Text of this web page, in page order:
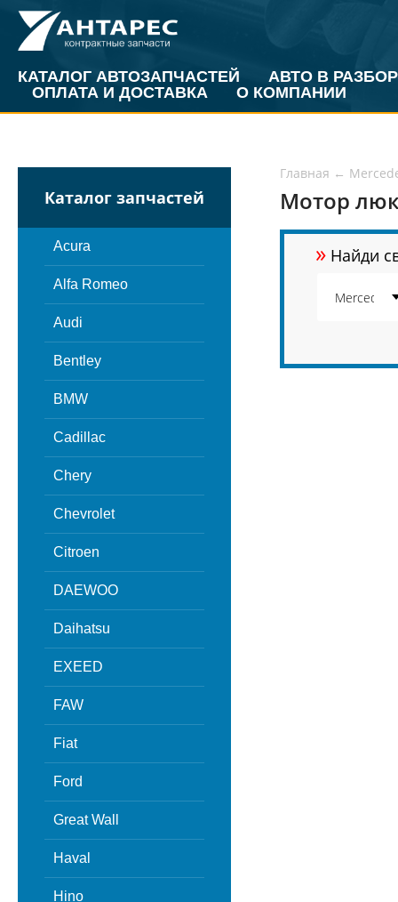
КАТАЛОГ АВТОЗАПЧАСТЕЙ
АВТО В РАЗБОР
ОПЛАТА И ДОСТАВКА
О КОМПАНИИ
Каталог запчастей
Acura
Alfa Romeo
Audi
Bentley
BMW
Cadillac
Chery
Chevrolet
Citroen
DAEWOO
Daihatsu
EXEED
FAW
Fiat
Ford
Great Wall
Haval
Hino
Главная ←
Мотор
» Найди